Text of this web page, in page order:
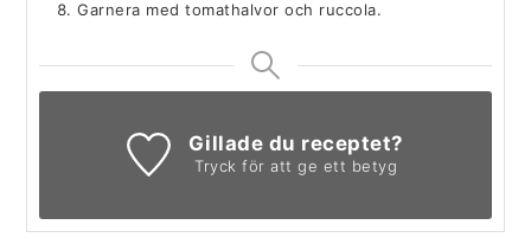
Garnera med tomathalvor och ruccola.
Gillade du receptet?
Tryck för att ge ett betyg